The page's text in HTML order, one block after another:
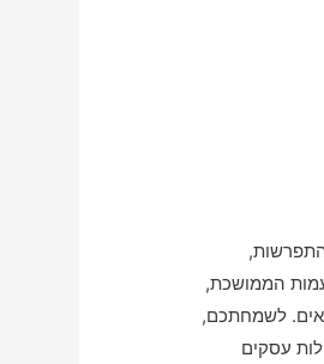
הממושכת,
לשמחתכם,
עסקים